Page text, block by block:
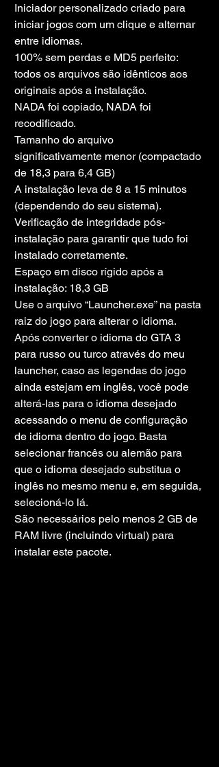
Iniciador personalizado criado para
iniciar jogos com um clique e alternar
entre idiomas.
100% sem perdas e MD5 perfeito:
todos os arquivos são idênticos aos
originais após a instalação.
NADA foi copiado, NADA foi
recodificado.
Tamanho do arquivo
significativamente menor (compactado
de 18,3 para 6,4 GB)
A instalação leva de 8 a 15 minutos
(dependendo do seu sistema).
Verificação de integridade pós-
instalação para garantir que tudo foi
instalado corretamente.
Espaço em disco rígido após a
instalação: 18,3 GB
Use o arquivo “Launcher.exe” na pasta
raiz do jogo para alterar o idioma.
Após converter o idioma do GTA 3
para russo ou turco através do meu
launcher, caso as legendas do jogo
ainda estejam em inglês, você pode
alterá-las para o idioma desejado
acessando o menu de configuração
de idioma dentro do jogo. Basta
selecionar francês ou alemão para
que o idioma desejado substitua o
inglês no mesmo menu e, em seguida,
selecioná-lo lá.
São necessários pelo menos 2 GB de
RAM livre (incluindo virtual) para
instalar este pacote.